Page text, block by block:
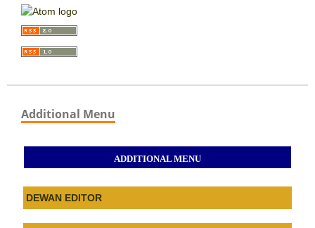
Additional Menu
ADDITIONAL MENU
DEWAN EDITOR